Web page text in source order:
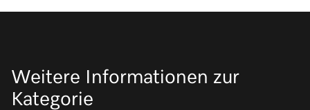
Weitere Informationen zur
Kategorie